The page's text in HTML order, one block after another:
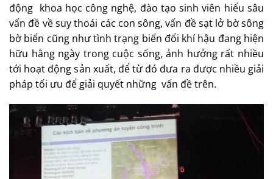
động khoa học công nghệ, đào tạo sinh viên hiểu sâu
vấn đề về suy thoái các con sông, vấn đề sạt lở bờ sông
bờ biển cũng như tình trạng biến đổi khí hậu đang hiện
hữu hằng ngày trong cuộc sống, ảnh hưởng rất nhiều
tới hoạt động sản xuất, để từ đó đưa ra được nhiều giải
pháp tối ưu để giải quyết những vấn đề trên.